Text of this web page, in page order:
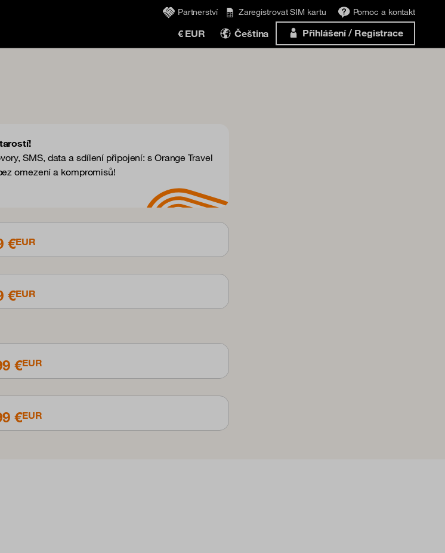
Partnerství Zaregistrovat SIM kartu Pomoc a kontakt
€ EUR Čeština Přihlášení / Registrace
SMS, data a sdílení připojení: s Orange Travel
omezení a kompromisů!
€EUR
€EUR
€EUR
€EUR